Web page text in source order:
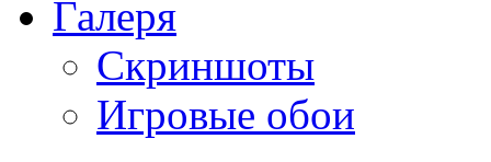
Галеря
Скриншоты
Игровые обои